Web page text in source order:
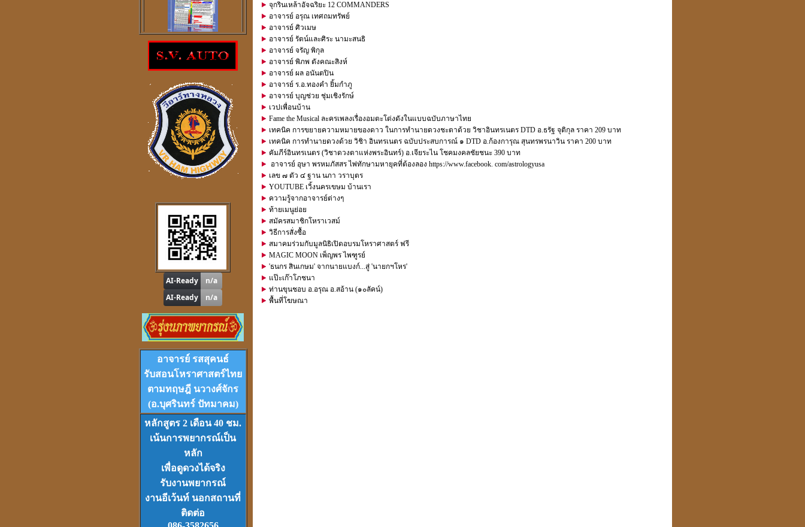
โปรแกรม
ราคา 300บาท
โปรแกรมดูดวงจีน2ภาษา
windows mobile
โปรแกรมดวงจีน
"รู้หนึ่ง-รู้หมด"
ดูดวง,หาฤกษ์ด้วยตนเอง
โปรแกรมTian-Tek Pro
Version 1
ราคา 1,000บาท
DVDเรียนดวงจีน
ชุดที่1-2-3
อาจารย์ รสสุคนธ์
รับสอนโหราศาสตร์ไทย
ตามทฤษฎี นวางศ์จักร
(อ.บุศรินทร์ ปัทมาคม)
หลักสูตร 2 เดือน 40 ชม.
เน้นการพยากรณ์เป็น
หลัก
เพื่อดูดวงได้จริง
รับงานพยากรณ์
งานอีเว้นท์ นอกสถานที่
ติดต่อ
จุกรินเหล้าอัจฉริยะ 12 COMMANDERS
อาจารย์ อรุณ เทศถมทรัพย์
อาจารย์ ศิวเมษ
อาจารย์ รัตน์และศิระ นามะสนธิ
อาจารย์ จรัญ พิกุล
อาจารย์ พิภพ ตังคณะสิงห์
อาจารย์ ผล อนันตปิน
อาจารย์ ร.อ.ทองคำ ยิ้มกำภู
อาจารย์ บุญช่วย ชุ่มเชิงรักษ์
เวปเพื่อนบ้าน
Fame the Musical ละครเพลงเรื่องอมตะโด่งดังในแบบฉบับภาษาไทย
เทคนิค การขยายความหมายของดาว ในการทำนายดวงชะตาด้วย วิชาอินทรเนตร DTD อ.ธรัฐ จุติกุล ราคา 209 บาท
เทคนิค การทำนายดวงด้วย วิชิา อินทรเนตร ฉบับประสบการณ์ ๑ DTD อ.ก้องการุณ สุนทรพรนาวิน ราคา 200 บาท
คัมภีร์อินทรเนตร (วิชาดวงตาแห่งพระอินทร์) อ.เจียระไน โชคมงคลชัยชนะ 390 บาท
อาจารย์ อุษา พรหมภัสสร ไพ่ทักษามหายุคที่ต้องลอง https://www.facebook. com/astrologyusa
เลข ๗ ตัว ๔ ฐาน นภา วราบุตร
YOUTUBE เวิ้งนครเขษม บ้านเรา
ความรู้จากอาจารย์ต่างๆ
ท้ายเมนูย่อย
สมัครสมาชิกโหราเวสม์
วิธีการสั่งซื้อ
สมาคมร่วมกับมูลนิธิเปิดอบรมโหราศาสตร์ ฟรี
MAGIC MOON เพ็ญพร ไพฑูรย์
'ธนกร สินเกษม' จากนายแบงก์...สู่ 'นายกฯโหร'
แป๊ะเก๊าโภชนา
ท่านขุนชอบ อ.อรุณ อ.สอ้าน (๑๐ลัคน์)
พื้นที่โฆษณา